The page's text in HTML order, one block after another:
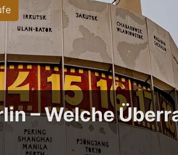
– Welche